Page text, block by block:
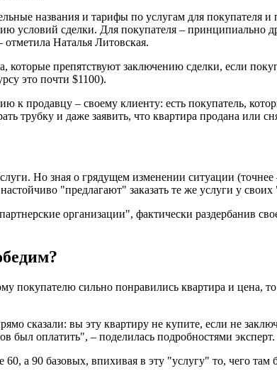
названия и тарифы по услугам для покупателя
условий сделки. Для покупателя – принципиально
Наталья Литовская.
препятствуют заключению сделки, если
это почти $1100).
к продавцу – своему клиенту: есть покупатель,
трубку и даже заявить, что квартира продана или
Но зная о грядущем изменении ситуации
"предлагают" заказать те же услуги у
организации", фактически раздербанив
покупателю сильно понравились квартира и цена,
сказали: вы эту квартиру не купите, если не
был оплатить", – поделилась подробностями эксперт.
а 90 базовых, впихивая в эту "услугу" то, чего